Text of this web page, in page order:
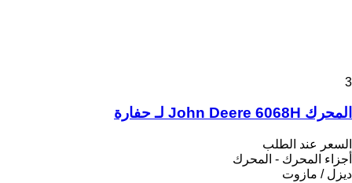
3
المحرك John Deere 6068H لـ حفارة
السعر عند الطلب
أجزاء المحرك - المحرك
ديزل / مازوت